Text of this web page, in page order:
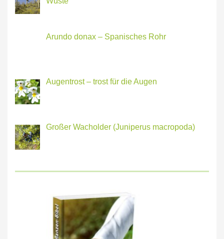
Arundo donax – Spanisches Rohr
Augentrost – trost für die Augen
Großer Wacholder (Juniperus macropoda)